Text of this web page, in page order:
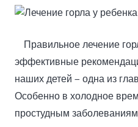
Правильное лечение
эффективные
наших детей — одна из
Особенно в холодное
простудным